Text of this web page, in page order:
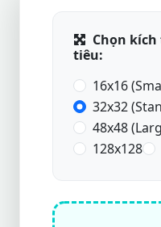
Chọn
tiêu:
16x16
32x32
48x48
128x128